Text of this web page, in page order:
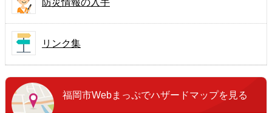
防災情報の入手
リンク集
福岡市Webまっぷでハザードマップを見る